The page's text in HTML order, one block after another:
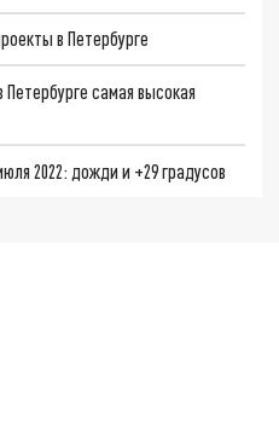
в Петербурге
самая высокая
2022: дожди и +29 градусов